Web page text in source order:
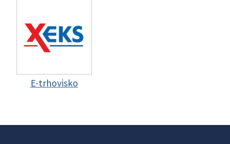
E-trhovisko